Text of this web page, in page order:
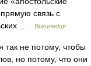
связь с
…
Википедия
не потому, чтобы
но потому, что они